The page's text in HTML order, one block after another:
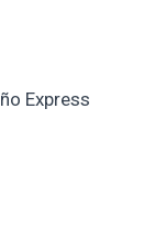
Express